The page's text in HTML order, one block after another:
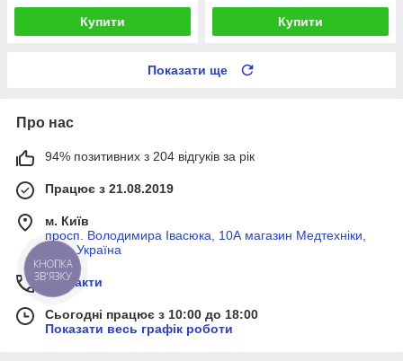
Купити Купити
Показати ще
Про нас
94% позитивних з 204 відгуків за рік
Працює з 21.08.2019
м. Київ
просп. Володимира Івасюка, 10А магазин Медтехніки,
Київ, Україна
Контакти
Сьогодні працює з 10:00 до 18:00
Показати весь графік роботи
КНОПКА
ЗВ'ЯЗКУ